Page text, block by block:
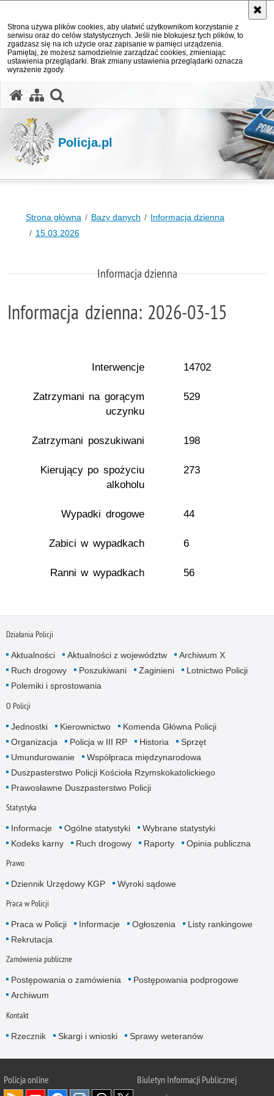
Strona używa plików cookies, aby ułatwić użytkownikom korzystanie z
serwisu oraz do celów statystycznych. Jeśli nie blokujesz tych plików, to
zgadzasz się na ich użycie oraz zapisanie w pamięci urządzenia.
Pamiętaj, że możesz samodzielnie zarządzać cookies, zmieniając
ustawienia przeglądarki. Brak zmiany ustawienia przeglądarki oznacza
wyrażenie zgody.
Policja.pl
Strona główna Bazy danych
Informacja dzienna
15.03.2026
Informacja dzienna
Informacja dzienna: 2026-03-15
Interwencje 14702
Zatrzymani na gorącym
uczynku
529
Zatrzymani poszukiwani 198
Kierujący po spożyciu
alkoholu
273
Wypadki drogowe 44
Zabici w wypadkach 6
Ranni w wypadkach 56
Działania Policji
Aktualności Aktualności z województw
Archiwum X
Ruch drogowy
Poszukiwani Zaginieni
Lotnictwo Policji
Polemiki i sprostowania
O Policji
Jednostki Kierownictwo
Komenda Główna Policji
Organizacja
Policja w III RP Historia
Sprzęt
Umundurowanie
Współpraca międzynarodowa
Duszpasterstwo Policji Kościoła Rzymskokatolickiego
Prawosławne Duszpasterstwo Policji
Statystyka
Informacje Ogólne statystyki
Wybrane statystyki
Kodeks karny
Ruch drogowy Raporty Opinia publiczna
Prawo
Dziennik Urzędowy KGP Wyroki sądowe
Praca w Policji
Praca w Policji Informacje Ogłoszenia
Listy rankingowe
Rekrutacja
Zamówienia publiczne
Postępowania o zamówienia
Postępowania podprogowe
Archiwum
Kontakt
Rzecznik Skargi i wnioski Sprawy weteranów
Policjaonline
Biuletyn Informacji Publicznej